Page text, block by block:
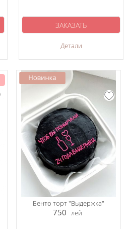
Детали
ЗАКАЗАТЬ
Бенто торт "Выдержка"
750 лей